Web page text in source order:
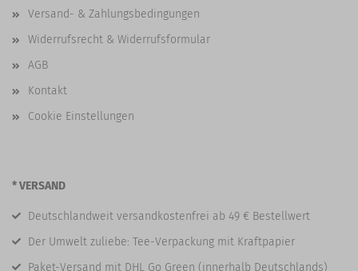
Versand- & Zahlungsbedingungen
Widerrufsrecht & Widerrufsformular
AGB
Kontakt
Cookie Einstellungen
* VERSAND
Deutschlandweit versandkostenfrei ab 49 € Bestellwert
Der Umwelt zuliebe: Tee-Verpackung mit Kraftpapier
Paket-Versand mit DHL Go Green (innerhalb Deutschlands)